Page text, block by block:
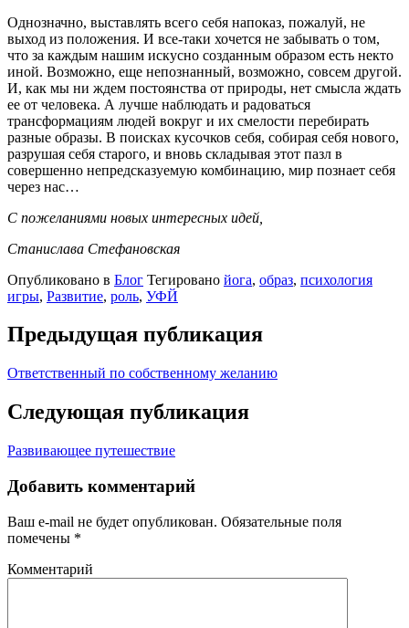
Однозначно, выставлять всего себя напоказ, пожалуй, не
выход из положения. И все-таки хочется не забывать о том,
что за каждым нашим искусно созданным образом есть некто
иной. Возможно, еще непознанный, возможно, совсем другой.
И, как мы ни ждем постоянства от природы, нет смысла ждать
ее от человека. А лучше наблюдать и радоваться
трансформациям людей вокруг и их смелости перебирать
разные образы. В поисках кусочков себя, собирая себя нового,
разрушая себя старого, и вновь складывая этот пазл в
совершенно непредсказуемую комбинацию, мир познает себя
через нас…
С пожеланиями новых интересных идей,
Станислава Стефановская
Опубликовано в Блог Тегировано йога, образ, психология
игры, Развитие, роль, УФЙ
Предыдущая публикация
Ответственный по собственному желанию
Следующая публикация
Развивающее путешествие
Добавить комментарий
Ваш e-mail не будет опубликован. Обязательные поля
помечены *
Комментарий